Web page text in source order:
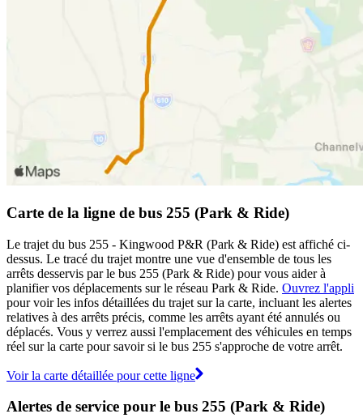
Carte de la ligne de bus 255 (Park & Ride)
Le trajet du bus 255 - Kingwood P&R (Park & Ride) est affiché ci-
dessus. Le tracé du trajet montre une vue d'ensemble de tous les
arrêts desservis par le bus 255 (Park & Ride) pour vous aider à
planifier vos déplacements sur le réseau Park & Ride. Ouvrez l'appli
pour voir les infos détaillées du trajet sur la carte, incluant les alertes
relatives à des arrêts précis, comme les arrêts ayant été annulés ou
déplacés. Vous y verrez aussi l'emplacement des véhicules en temps
réel sur la carte pour savoir si le bus 255 s'approche de votre arrêt.
Voir la carte détaillée pour cette ligne
Alertes de service pour le bus 255 (Park & Ride)